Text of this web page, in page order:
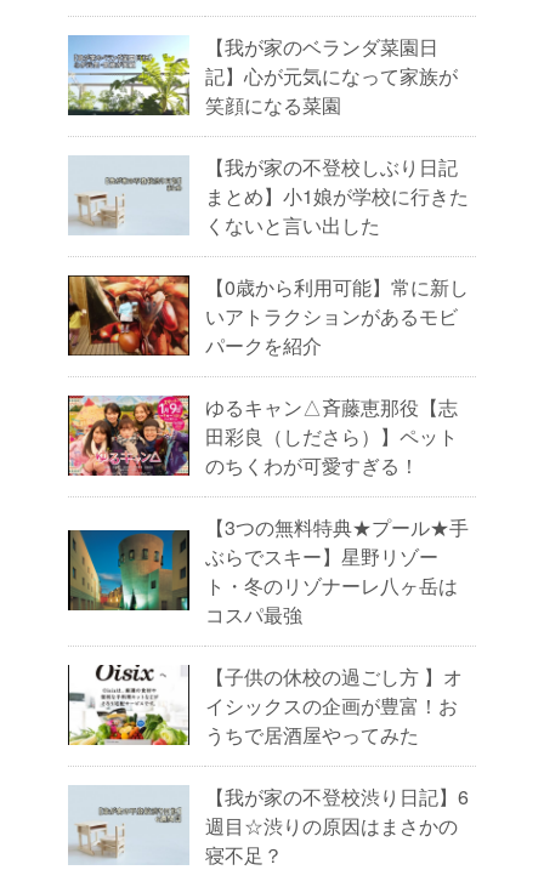
【我が家のベランダ菜園日
記】心が元気になって家族が
笑顔になる菜園
【我が家の不登校しぶり日記
まとめ】小1娘が学校に行きた
くないと言い出した
【0歳から利用可能】常に新し
いアトラクションがあるモビ
パークを紹介
ゆるキャン△斉藤恵那役【志
田彩良（しださら）】ペット
のちくわが可愛すぎる！
【3つの無料特典★プール★手
ぶらでスキー】星野リゾー
ト・冬のリゾナーレ八ヶ岳は
コスパ最強
【子供の休校の過ごし方 】オ
イシックスの企画が豊富！お
うちで居酒屋やってみた
【我が家の不登校渋り日記】6
週目☆渋りの原因はまさかの
寝不足？